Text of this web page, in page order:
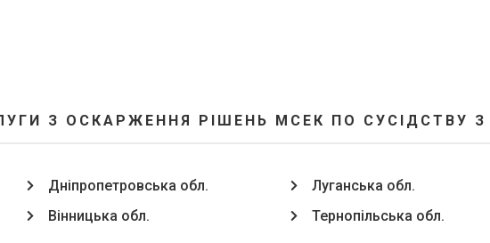
З ОСКАРЖЕННЯ РІШЕНЬ МСЕК ПО СУСІДСТВУ
Дніпропетровська обл.
Вінницька обл.
Луганська обл.
Тернопільська обл.